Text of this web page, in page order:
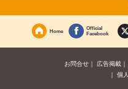
Home
Official
Facebook
お問合せ 広告掲載
個